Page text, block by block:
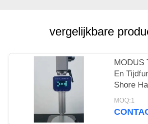
vergelijkbare
MODUS
En
Shore
Durometer
MOQ:1